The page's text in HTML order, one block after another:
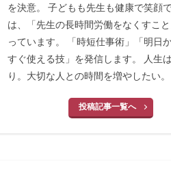
を決意。 子どもも先生も健康で笑顔
は、「先生の長時間労働をなくすこ
っています。 「時短仕事術」「明日
すぐ使える技」を発信します。 人生
り。大切な人との時間を増やしたい。
投稿記事一覧へ